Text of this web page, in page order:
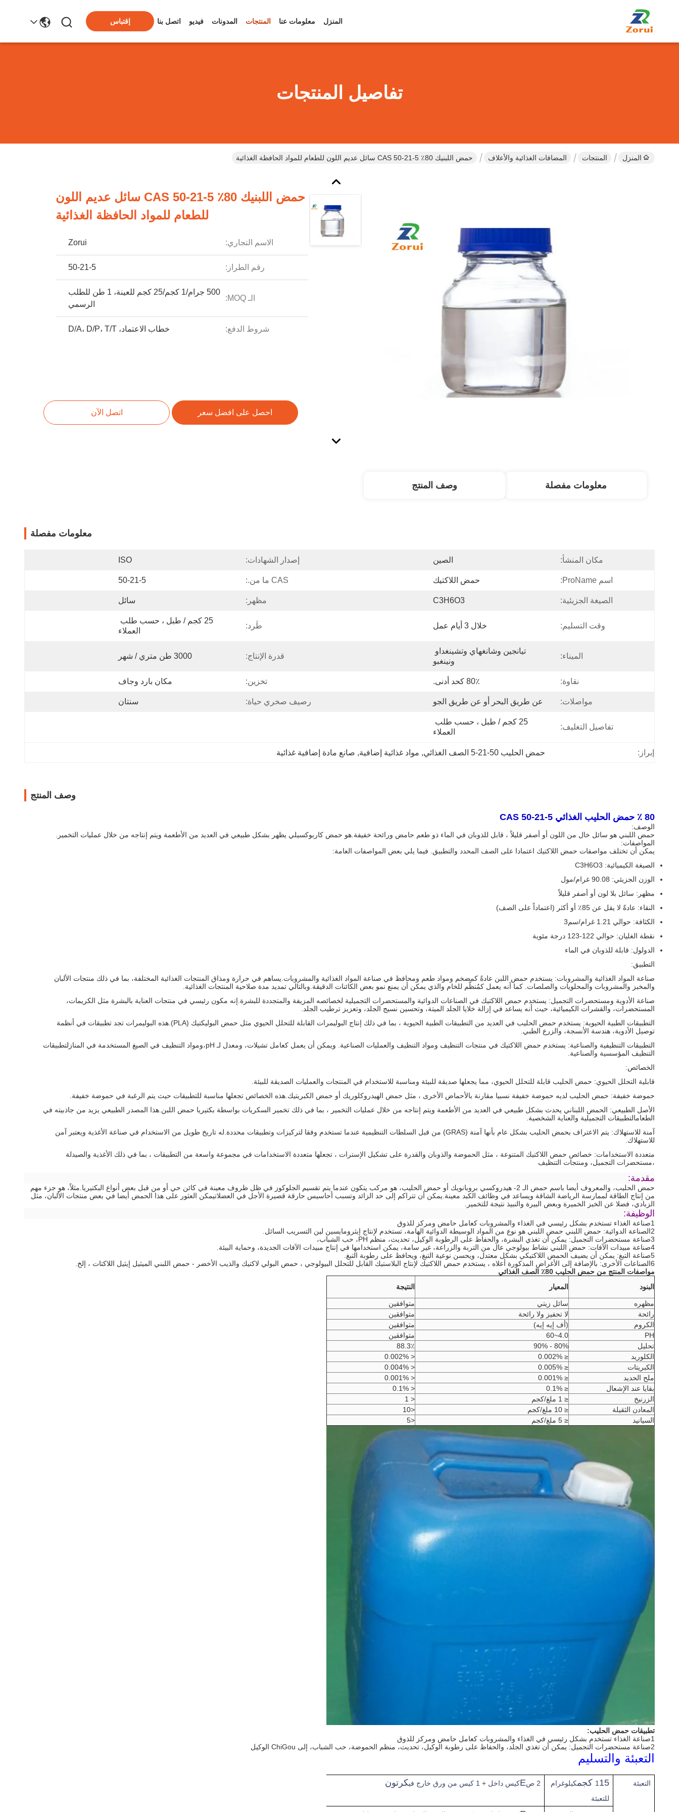
المنزل معلومات عنا المنتجات المدونات فيديو اتصل بنا إقتباس
تفاصيل المنتجات
المنزل المنتجات المضافات الغذائية والأعلاف حمض اللبنيك 80٪ CAS 50-21-5 سائل عديم اللون للطعام للمواد الحافظة الغذائية
حمض اللبنيك 80٪ CAS 50-21-5 سائل عديم اللون
للطعام للمواد الحافظة الغذائية
الاسم التجاري: Zorui
رقم الطراز: 50-21-5
الـ MOQ:
500 جرام/1 كجم/25 كجم للعينة، 1 طن للطلب
الرسمي
شروط الدفع: خطاب الاعتماد، D/A، D/P، T/T
احصل على افضل سعر اتصل الآن
معلومات مفصلة وصف المنتج
معلومات مفصلة
مكان المنشأ: الصين إصدار الشهادات: ISO
اسم ProName: حمض اللاكتيك CAS ما من.: 50-21-5
الصيغة الجزيئية: C3H6O3 مظهر: سائل
وقت التسليم: خلال 3 أيام عمل طَرد:
العملاء
الميناء:
ونينغبو
قدرة الإنتاج: 3000 طن متري / شهر
نقاوة: 80٪ كحد أدنى. تخزين: مكان بارد وجاف
مواصلات: عن طريق البحر أو عن طريق الجو رصيف صخري حياة: سنتان
تفاصيل التغليف:
العملاء
إبراز: حمض الحليب 50-21-5 الصف الغذائي , مواد غذائية إضافية, صانع مادة إضافية غذائية
وصف المنتج
80 ٪ حمض الحليب الغذائي CAS 50-21-5
الوصف:
حمض اللبني هو سائل خال من اللون أو أصفر قليلاً ، قابل للذوبان في الماء ذو طعم حامض ورائحة خفيفة.هو حمض كاربوكسيلي يظهر بشكل طبيعي في العديد من الأطعمة ويتم إنتاجه من خلال عمليات التخمير.
المواصفات:
يمكن أن تختلف مواصفات حمض اللاكتيك اعتمادا على الصف المحدد والتطبيق. فيما يلي بعض المواصفات العامة:
الصيغة الكيميائية: C3H6O3
الوزن الجزيئي: 90.08 غرام/مول
مظهر: سائل بلا لون أو أصفر قليلاً
النقاء: عادةً لا يقل عن 85٪ أو أكثر (اعتماداً على الصف)
الكثافة: حوالي 1.21 غرام/سم3
نقطة الغليان: حوالي 122-123 درجة مئوية
الدولول: قابلة للذوبان في الماء
التطبيق:
صناعة المواد الغذائية والمشروبات: يستخدم حمض اللبن عادةً كمضخم ومواد طعم ومحافظ في صناعة المواد الغذائية والمشروبات.يساهم في حرارة ومذاق المنتجات الغذائية المختلفة، بما في ذلك منتجات الألبان
والمخبز والمشروبات والمحلويات والصلصات. كما أنه يعمل كمُنظّم للخام والذي يمكن أن يمنع نمو بعض الكائنات الدقيقة.وبالتالي تمديد مدة صلاحية المنتجات الغذائية.
صناعة الأدوية ومستحضرات التجميل: يستخدم حمض اللاكتيك في الصناعات الدوائية والمستحضرات التجميلية لخصائصه المزيفة والمتجددة للبشرة.إنه مكون رئيسي في منتجات العناية بالبشرة مثل الكريمات،
المستحضرات، والقشرات الكيميائية، حيث أنه يساعد في إزالة خلايا الجلد الميتة، وتحسين نسيج الجلد، وتعزيز ترطيب الجلد.
التطبيقات الطبية الحيوية: يستخدم حمض الحليب في العديد من التطبيقات الطبية الحيوية ، بما في ذلك إنتاج البوليمرات القابلة للتحلل الحيوي مثل حمض البوليكتيك (PLA).هذه البوليمرات تجد تطبيقات في أنظمة
توصيل الأدوية، هندسة الأنسجة، والزرع الطبي.
التطبيقات التنظيفية والصناعية: يستخدم حمض اللاكتيك في منتجات التنظيف ومواد التنظيف والعمليات الصناعية. ويمكن أن يعمل كعامل تشيلات، ومعدل لـ pH،ومواد التنظيف في الصيغ المستخدمة في المنازلتطبيقات
التنظيف المؤسسية والصناعية.
الخصائص:
قابلية التحلل الحيوي: حمض الحليب قابلة للتحلل الحيوي، مما يجعلها صديقة للبيئة ومناسبة للاستخدام في المنتجات والعمليات الصديقة للبيئة.
حموضة خفيفة: حمض الحليب لديه حموضة خفيفة نسبيا مقارنة بالأحماض الأخرى ، مثل حمض الهيدروكلوريك أو حمض الكبريتيك.هذه الخصائص تجعلها مناسبة للتطبيقات حيث يتم الرغبة في حموضة خفيفة.
الأصل الطبيعي: الحمض اللبناني يحدث بشكل طبيعي في العديد من الأطعمة ويتم إنتاجه من خلال عمليات التخمير ، بما في ذلك تخمير السكريات بواسطة بكتيريا حمض اللبن.هذا المصدر الطبيعي يزيد من جاذبيته في
الطعامالتطبيقات التجميلية والعناية الشخصية.
آمنة للاستهلاك: يتم الاعتراف بحمض الحليب بشكل عام بأنها آمنة (GRAS) من قبل السلطات التنظيمية عندما تستخدم وفقا لتركيزات وتطبيقات محددة.له تاريخ طويل من الاستخدام في صناعة الأغذية ويعتبر آمن
للاستهلاك.
متعددة الاستخدامات: خصائص حمض اللاكتيك المتنوعة ، مثل الحموضة والذوبان والقدرة على تشكيل الإسترات ، تجعلها متعددة الاستخدامات في مجموعة واسعة من التطبيقات ، بما في ذلك الأغذية والصيدلة
،مستحضرات التجميل، ومنتجات التنظيف
مقدمة:
حمض الحليب، والمعروف أيضا باسم حمض الـ 2- هيدروكسي بروبانويك أو حمض الحليب، هو مركب يتكون عندما يتم تقسيم الجلوكوز في ظل ظروف معينة في كائن حي أو من قبل بعض أنواع البكتيريا.مثلاً، هو جزء مهم
من إنتاج الطاقة لممارسة الرياضة الشاقة ويساعد في وظائف الكبد معينة.يمكن أن تتراكم إلى حد الزائد وتسبب أحاسيس حارقة قصيرة الأجل في العضلاتيمكن العثور على هذا الحمض أيضا في بعض منتجات الألبان، مثل
الزبادي، فضلا عن الخبز الخميرة وبعض البيرة والنبيذ نتيجة للتخمير.
الوظيفة:
1صناعة الغذاء تستخدم بشكل رئيسي في الغذاء والمشروبات كعامل حامض ومركز للذوق
2الصناعة الدوائية: حمض اللبني حمض اللبني هو نوع من المواد الوسيطة الدوائية الهامة، تستخدم لإنتاج إيثرومايسين لين التسريب السائل.
3صناعة مستحضرات التجميل: يمكن أن تغذي البشرة، والحفاظ على الرطوبة الوكيل، تحديث، منظم PH، حب الشباب،
4صناعة مبيدات الآفات: حمض اللبني نشاط بيولوجي عال من التربة والزراعة، غير سامة، يمكن استخدامها في إنتاج مبيدات الآفات الجديدة، وحماية البيئة.
5صناعة التبغ: يمكن أن يضيف الحمض اللاكتيكي بشكل معتدل، ويحسن نوعية التبغ، ويحافظ على رطوبة التبغ.
6الصناعات الأخرى: بالإضافة إلى الأغراض المذكورة أعلاه ، يستخدم حمض اللاكتيك لإنتاج البلاستيك القابل للتحلل البيولوجي ، حمض البولي لاكتيك والذيب الأخضر - حمض اللبني الميثيل إيثيل اللاكتات ، إلخ.
مواصفات المنتج من حمض الحليب 80٪ الصف الغذائي
البنود
المعيار النتيجة
مظهره سائل زيتي
متوافقين
رائحة
لا تحفيز ولا رائحة
متوافقين
الكروم
(أف إيه إيه)
متوافقين
PH
4.0~60
متوافقين
تحليل
80% - 90%
88.3٪
الكلوريد
≤ 0.002%
< 0.002%
الكبريتات
≤ 0.005%
< 0.004%
ملح الحديد
≤ 0.001%
< 0.001%
بقايا عند الإشعال
≤ 0.1%
< 0.1%
الزرنيخ
≤ 1 ملغ/كجم
< 1
المعادن الثقيلة
≤ 10 ملغ/كجم
<10
السيانيد
≤ 5 ملغ/كجم <5
تطبيقات حمض الحليب:
1صناعة الغذاء تستخدم بشكل رئيسي في الغذاء والمشروبات كعامل حامض ومركز للذوق
2صناعة مستحضرات التجميل: يمكن أن تغذي الجلد، والحفاظ على رطوبة الوكيل، تحديث، منظم الحموضة، حب الشباب، إلى ChiGou الوكيل
التعبئة والتسليم
التعبئة 1 15 كجم
كيلوغرام
للتعبئة
2 ص Eكيس داخل + 1 كيس من ورق خارج في كرتون